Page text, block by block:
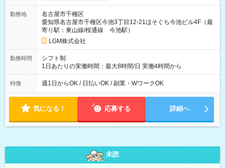
勤務地
名古屋市千種区
愛知県名古屋市千種区今池3丁目12-21ほそぐち今池ビル4F（最
寄り駅：東山線/桜通線 今池駅）
LGM株式会社
勤務時間
シフト制
1日あたりの実働時間：最大8時間/日 実働4時間から
特徴 週1日からOK / 日払いOK / 副業・WワークOK
気になる！ 応募する 詳細へ
未読